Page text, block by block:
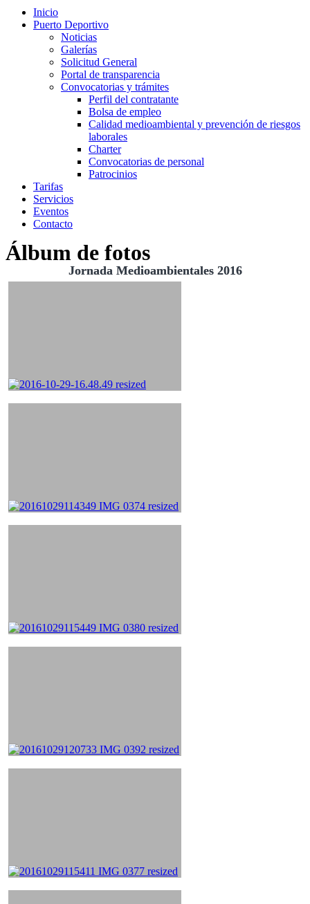
Inicio
Puerto Deportivo
Noticias
Galerías
Solicitud General
Portal de transparencia
Convocatorias y trámites
Perfil del contratante
Bolsa de empleo
Calidad medioambiental y prevención de riesgos
laborales
Charter
Convocatorias de personal
Patrocinios
Tarifas
Servicios
Eventos
Contacto
Álbum de fotos
Jornada Medioambientales 2016